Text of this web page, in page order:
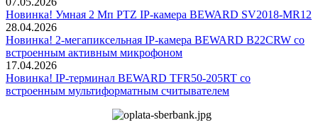
Новинка! Умная 2 Мп PTZ IP-камера BEWARD SV2018-MR12
28.04.2026
Новинка! 2-мегапиксельная IP-камера BEWARD B22CRW со
встроенным активным микрофоном
17.04.2026
Новинка! IP-терминал BEWARD TFR50-205RT со
встроенным мультиформатным считывателем